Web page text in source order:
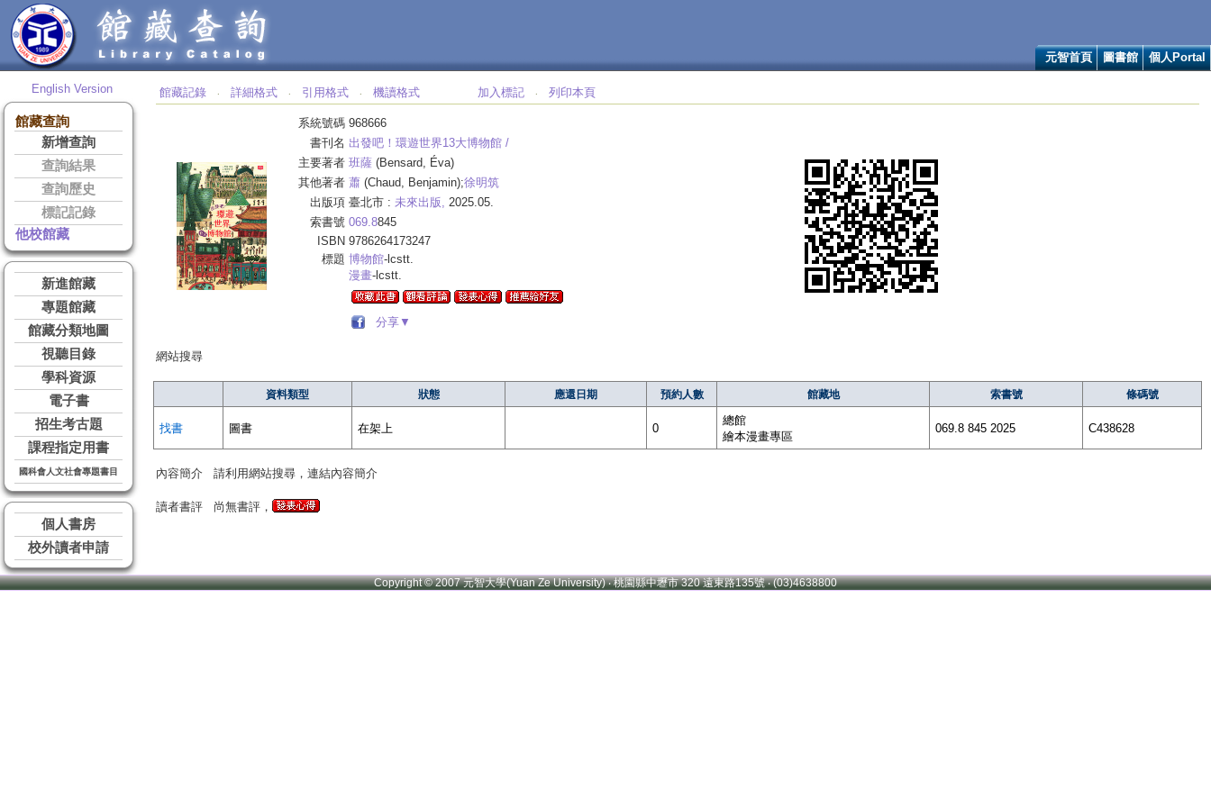
元智首頁 圖書館 個人Portal
English Version
館藏查詢
新增查詢
查詢結果
查詢歷史
標記記錄
他校館藏
新進館藏
專題館藏
館藏分類地圖
視聽目錄
學科資源
電子書
招生考古題
課程指定用書
國科會人文社會專題書目
個人書房
校外讀者申請
館藏記錄 ‧ 詳細格式 ‧ 引用格式 ‧ 機讀格式 加入標記 ‧ 列印本頁
系統號碼 968666
書刊名 出發吧！環遊世界13大博物館 /
主要著者 班薩 (Bensard, Éva)
其他著者 蕭 (Chaud, Benjamin);徐明筑
出版項 臺北市 : 未來出版, 2025.05.
索書號 069.8845
ISBN 9786264173247
標題 博物館-lcstt.
漫畫-lcstt.
分享▼
網站搜尋
資料類型 狀態 應還日期 預約人數 館藏地 索書號 條碼號
找書 圖書 在架上 0
總館
繪本漫畫專區
069.8 845 2025 C438628
內容簡介 請利用網站搜尋，連結內容簡介
讀者書評 尚無書評，
Copyright © 2007 元智大學(Yuan Ze University) ‧ 桃園縣中壢市 320 遠東路135號 ‧ (03)4638800